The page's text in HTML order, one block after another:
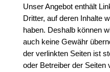
Unser Angebot enthält
Dritter, auf deren Inhalte
haben. Deshalb können
auch keine Gewähr
der verlinkten Seiten ist
oder Betreiber der Seiten